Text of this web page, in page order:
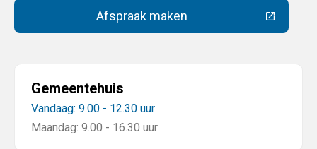
Afspraak maken(Deze link gaat naar een
Gemeentehuis
Vandaag: 9.00 - 12.30 uur
Maandag: 9.00 - 16.30 uur